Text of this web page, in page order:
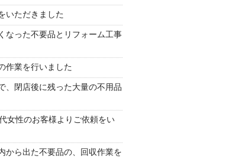
いただきました
なった不要品とリフォーム工事
作業を行いました
、閉店後に残った大量の不用品
女性のお客様よりご依頼をい
から出た不要品の、回収作業を